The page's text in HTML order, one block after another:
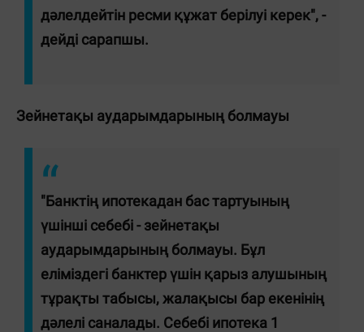
дәлелдейтін ресми құжат берілуі керек", -
дейді сарапшы.
Зейнетақы аударымдарының болмауы
"Банктің ипотекадан бас тартуының
үшінші себебі - зейнетақы
аударымдарының болмауы. Бұл
еліміздегі банктер үшін қарыз алушының
тұрақты табысы, жалақысы бар екенінің
дәлелі саналады. Себебі ипотека 1